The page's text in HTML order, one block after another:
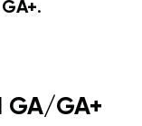
.
GA+